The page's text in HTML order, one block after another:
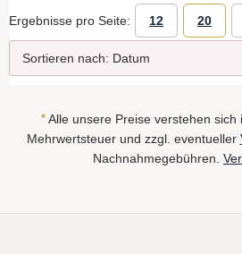
Ergebnisse pro Seite: 12 20
* Alle unsere Preise verstehen sich
Mehrwertsteuer und zzgl. eventueller
Nachnahmegebühren.